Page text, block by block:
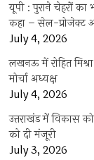
यूपी : पुराने चेहरों
कहा – सेल-प्रोजेक्ट
July 4, 2026
लखनऊ में रोहित
मोर्चा अध्यक्ष
July 4, 2026
उत्तराखंड में विकास
को दी मंजूरी
July 3, 2026